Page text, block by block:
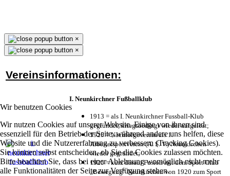
Wir benutzen Cookies
Wir nutzen Cookies auf unserer Website. Einige von ihnen sind
essenziell für den Betrieb der Seite, während andere uns helfen, diese
Website und die Nutzererfahrung zu verbessern (Tracking Cookies).
Sie können selbst entscheiden, ob Sie die Cookies zulassen möchten.
Bitte beachten Sie, dass bei einer Ablehnung womöglich nicht mehr
alle Funktionalitäten der Seite zur Verfügung stehen.
×
×
Vereinsinformationen:
I. Neunkirchner Fußballklub
1913 = als I. Neunkirchner Fussball-Klub
gegründet, kriegsbedingt wieder aufgelöst;
1925 = Nachfolgeverein als 1.
Arbeitersportverein (A. S. V.) Neunkirchen
wieder gegründet;
1925 = kurz darauf Fusion mit dem Sport Club
„Bewegung“ Neunkirchen von 1920 zum Sport